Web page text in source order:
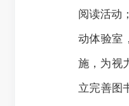
阅读活动；
动体验室
施，为视
立完善图